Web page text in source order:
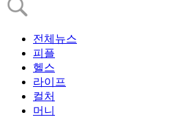
전체뉴스
피플
헬스
라이프
컬처
머니